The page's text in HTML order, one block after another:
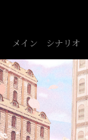
メイン シナリオ